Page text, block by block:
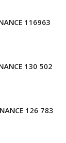
116963
130 502
126 783